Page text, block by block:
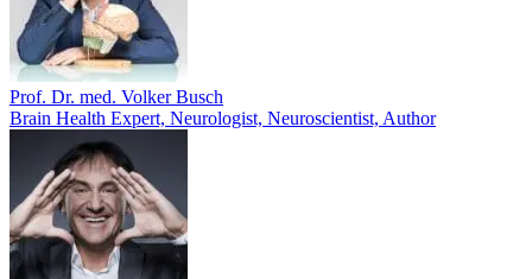
Prof. Dr. med. Volker Busch
Brain Health Expert, Neurologist, Neuroscientist, Author